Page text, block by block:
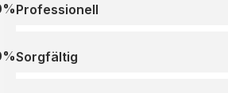
Professionell
Sorgfältig